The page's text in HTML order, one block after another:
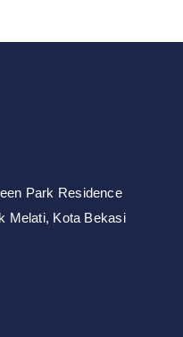
Park Residence
Melati, Kota Bekasi